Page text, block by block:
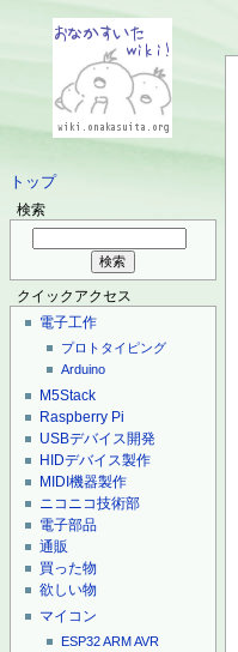
トップ
検索
クイックアクセス
電子工作
プロトタイピング
Arduino
M5Stack
Raspberry Pi
USBデバイス開発
HIDデバイス製作
MIDI機器製作
ニコニコ技術部
電子部品
通販
買った物
欲しい物
マイコン
ESP32ARMAVR